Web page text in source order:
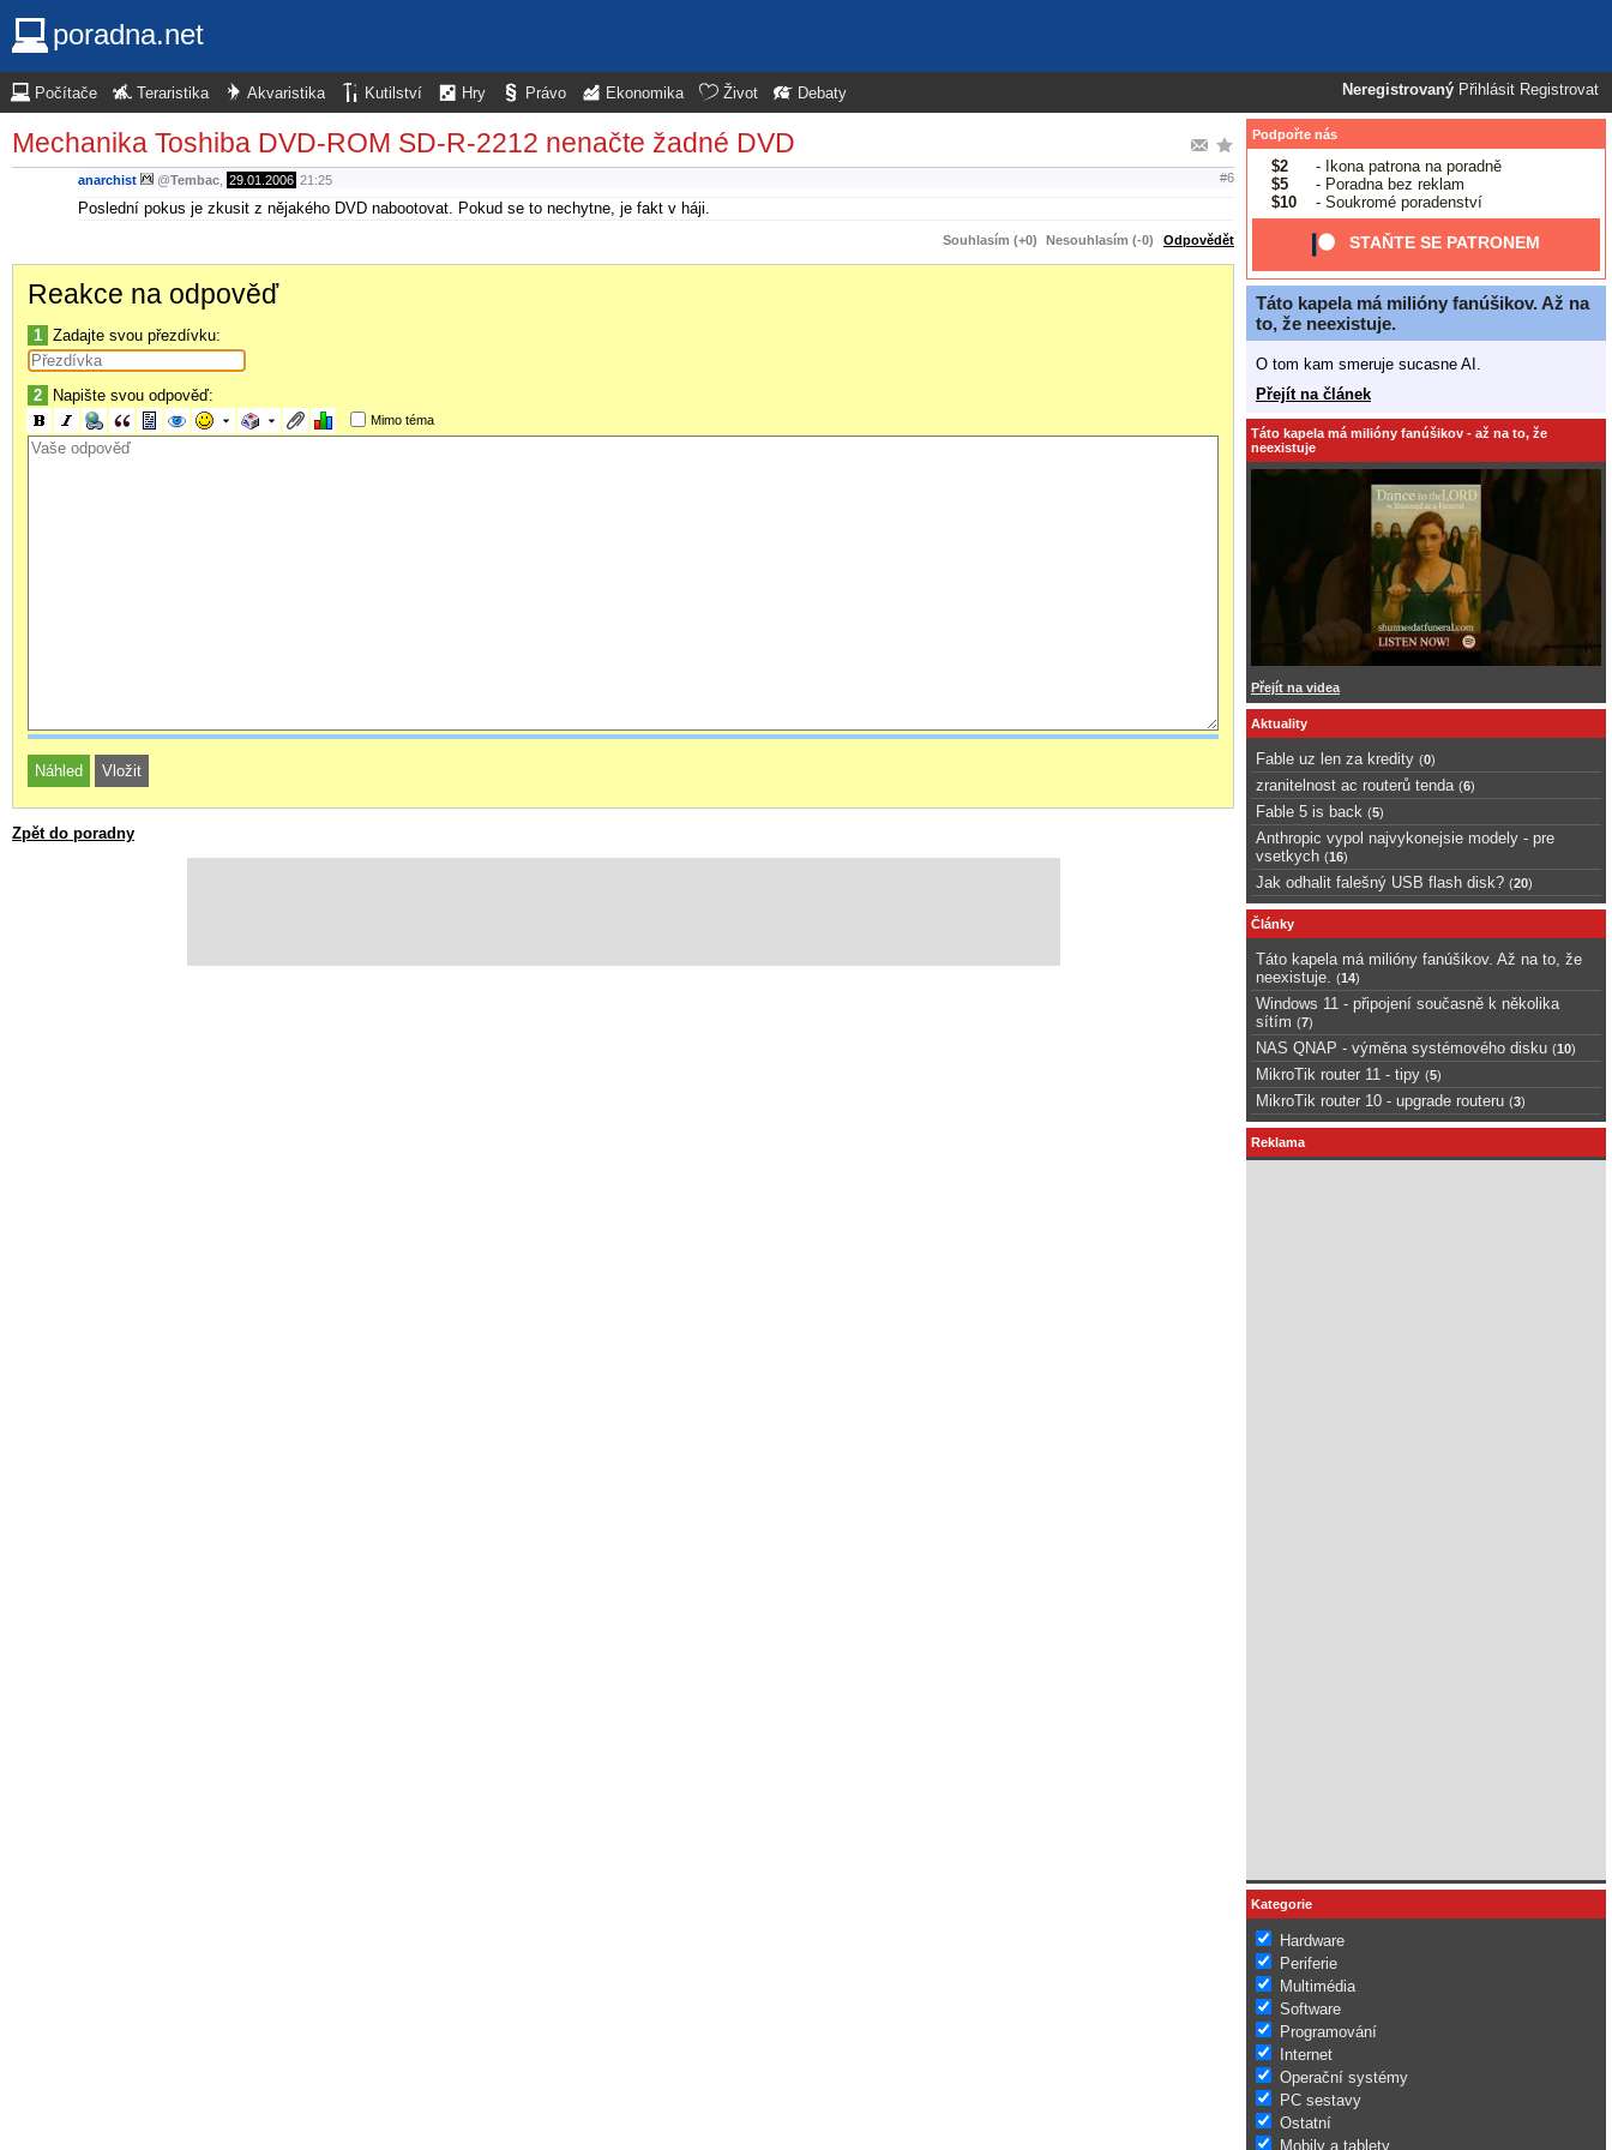
poradna.net
Neregistrovaný Přihlásit Registrovat
Počítače Teraristika Akvaristika Kutilství Hry Právo Ekonomika Život Debaty
Mechanika Toshiba DVD-ROM SD-R-2212 nenačte žadné DVD
anarchist @Tembac 29.01.2006 21:25 #6
Poslední pokus je zkusit z nějakého DVD nabootovat. Pokud se to nechytne, je fakt v háji.
Souhlasím (+0) Nesouhlasím (-0) Odpovědět
Reakce na odpověď
1 Zadajte svou přezdívku:
2 Napište svou odpověď:
Mimo téma
Zpět do poradny
Podpořte nás
$2
- Ikona patrona na poradně
$5
- Poradna bez reklam
$10
- Soukromé poradenství
STAŇTE SE PATRONEM
Táto kapela má milióny fanúšikov. Až na
to, že neexistuje.
O tom kam smeruje sucasne AI.
Přejít na článek
Táto kapela má milióny fanúšikov - až na to, že
neexistuje
Přejít na videa
Aktuality
Fable uz len za kredity (0)
zranitelnost ac routerů tenda (6)
Fable 5 is back (5)
Anthropic vypol najvykonejsie modely - pre
vsetkych (16)
Jak odhalit falešný USB flash disk? (20)
Články
Táto kapela má milióny fanúšikov. Až na to, že
neexistuje.
(14)
Windows 11 - připojení současně k několika
sítím (7)
NAS QNAP - výměna systémového disku (10)
MikroTik router 11 - tipy (5)
MikroTik router 10 - upgrade routeru (3)
Reklama
Kategorie
Hardware
Periferie
Multimédia
Software
Programování
Internet
Operační systémy
PC sestavy
Ostatní
Mobily a tablety